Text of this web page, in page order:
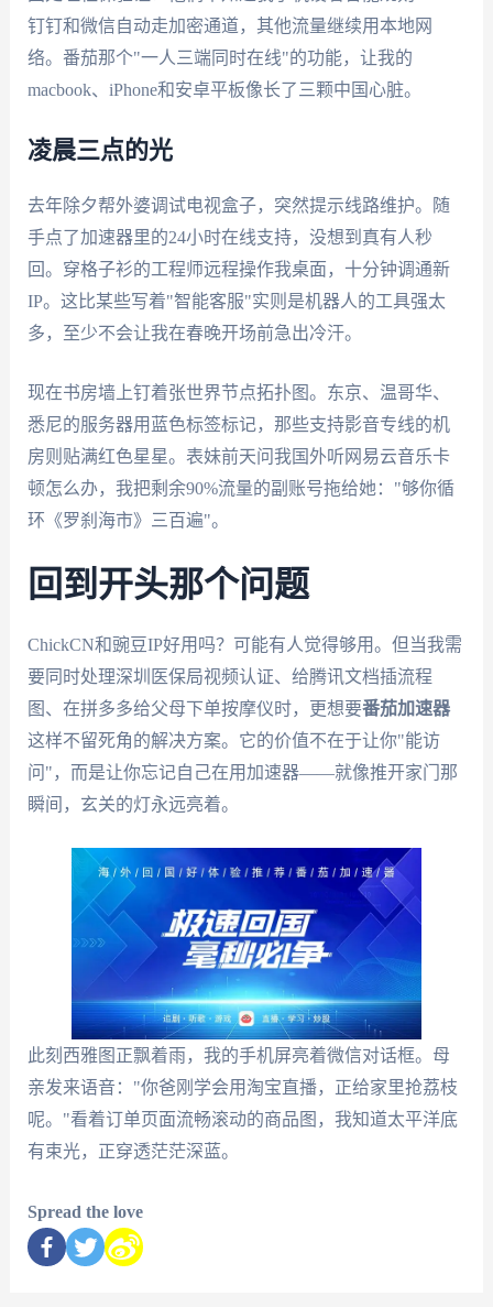
钉钉和微信自动走加密通道，其他流量继续用本地网
络。番茄那个"一人三端同时在线"的功能，让我的
macbook、iPhone和安卓平板像长了三颗中国心脏。
凌晨三点的光
去年除夕帮外婆调试电视盒子，突然提示线路维护。随
手点了加速器里的24小时在线支持，没想到真有人秒
回。穿格子衫的工程师远程操作我桌面，十分钟调通新
IP。这比某些写着"智能客服"实则是机器人的工具强太
多，至少不会让我在春晚开场前急出冷汗。
现在书房墙上钉着张世界节点拓扑图。东京、温哥华、
悉尼的服务器用蓝色标签标记，那些支持影音专线的机
房则贴满红色星星。表妹前天问我国外听网易云音乐卡
顿怎么办，我把剩余90%流量的副账号拖给她："够你循
环《罗刹海市》三百遍"。
回到开头那个问题
ChickCN和豌豆IP好用吗？可能有人觉得够用。但当我需
要同时处理深圳医保局视频认证、给腾讯文档插流程
图、在拼多多给父母下单按摩仪时，更想要番茄加速器
这样不留死角的解决方案。它的价值不在于让你"能访
问"，而是让你忘记自己在用加速器——就像推开家门那
瞬间，玄关的灯永远亮着。
此刻西雅图正飘着雨，我的手机屏亮着微信对话框。母
亲发来语音："你爸刚学会用淘宝直播，正给家里抢荔枝
呢。"看着订单页面流畅滚动的商品图，我知道太平洋底
有束光，正穿透茫茫深蓝。
Spread the love